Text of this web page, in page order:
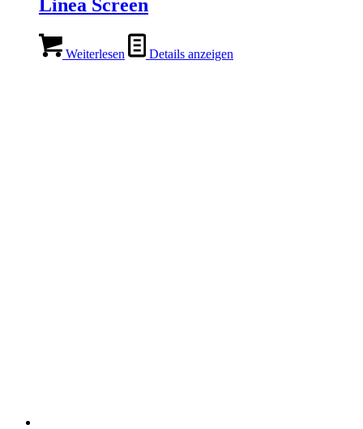
Linea Screen
Weiterlesen Details anzeigen